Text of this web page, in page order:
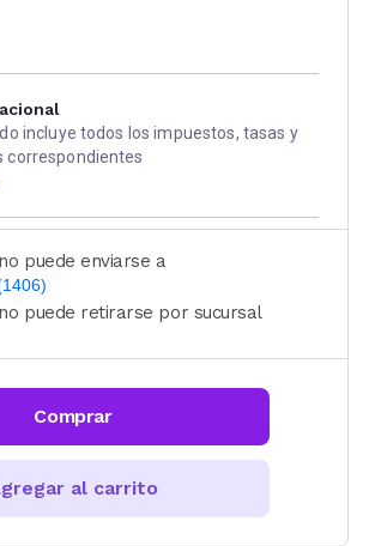
incluye todos los impuestos, tasas y
correspondientes
puede enviarse a
(sólo números)
CALCULAR
puede retirarse por sucursal
Comprar
al carrito